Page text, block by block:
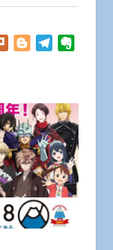
Plurk BloggerTelegram